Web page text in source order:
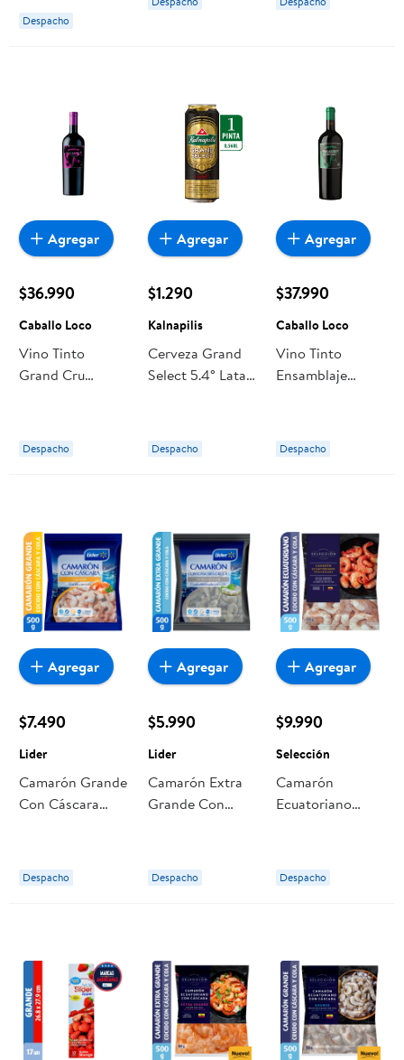
Sensorial Niñas
3+
Despacho
$36.990
Caballo Loco
Vino Tinto
Grand Cru
Caballo Loco
Despacho
Agregar
$1.290
Kalnapilis
Cerveza Grand
Select 5.4° Lata
Despacho
Agregar
$37.990
Caballo Loco
Vino Tinto
Ensamblaje
13.5° Botella 750
ml Caballo Loco
Despacho
Agregar
$7.490
Lider
Camarón Grande
Con Cáscara
Despacho
Agregar
$5.990
Lider
Camarón Extra
Grande Con
g Lider
Despacho
Agregar
$9.990
Selección
Camarón
Ecuatoriano
Con Cola Cocido
500 g Selección
Despacho
Agregar